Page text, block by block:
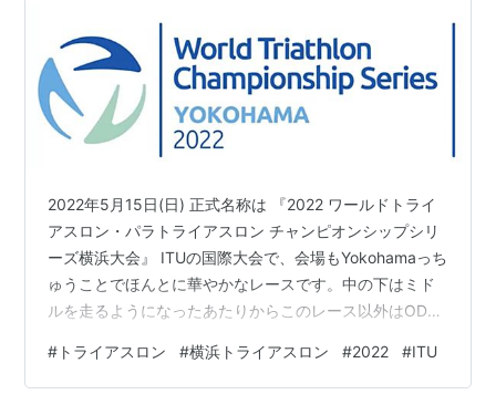
2022年5月15日(日) 正式名称は 『2022 ワールドトライ
アスロン・パラトライアスロン チャンピオンシップシリ
ーズ横浜大会』 ITUの国際大会で、会場もYokohamaっち
ゅうことでほんとに華やかなレースです。中の下はミド
ルを走るようになったあたりからこのレース以外はODは
るレースの一つです。 2022年はなんと記念すべき五回目
の出場という事で、初ODだった1回目当時はまだ1500m
# トライアスロン #横浜トライアスロン #2022 #ITU